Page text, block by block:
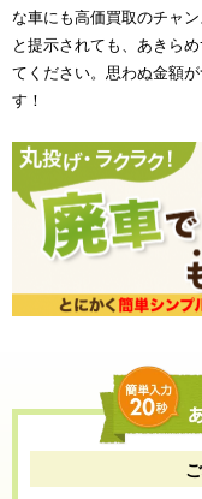
な車にも高価買取のチャ
と提示されても、あきら
てください。思わぬ金額
す！